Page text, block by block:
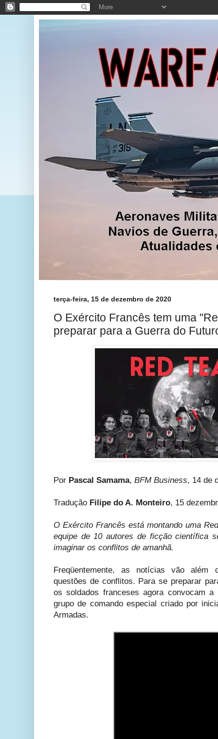
terça-feira, 15 de dezembro de 2020
O Exército Francês tem uma
preparar para a Guerra do
Por Pascal Samama, BFM Business, 14 de
Tradução Filipe do A. Monteiro, 15
O Exército Francês está montando uma
equipe de 10 autores de ficção científica
imaginar os conflitos de amanhã.
Freqüentemente, as notícias vão além
questões de conflitos. Para se preparar
os soldados franceses agora convocam a
grupo de comando especial criado por
Armadas.